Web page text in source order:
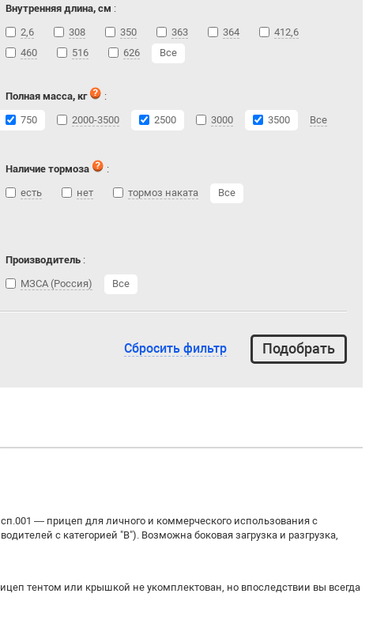
Внутренняя длина, см :
2,6
308 350 363 364
412,6
460
516 626 Все
Полная масса, кг
:
750
2000-3500 2500 3000 3500 Все
Наличие тормоза
:
есть
нет тормоз наката Все
Производитель:
МЗСА (Россия)
Все
Сбросить фильтр
— прицеп для личного и коммерческого использования с
с категорией "В"). Возможна боковая загрузка и разгрузка,
тентом или крышкой не укомплектован, но впоследствии вы всегда